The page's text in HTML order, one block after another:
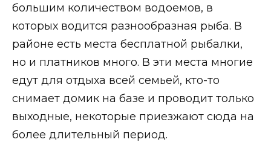
большим количеством водоемов, в
которых водится разнообразная рыба. В
районе есть места бесплатной рыбалки,
но и платников много. В эти места многие
едут для отдыха всей семьей, кто-то
снимает домик на базе и проводит только
выходные, некоторые приезжают сюда на
более длительный период.